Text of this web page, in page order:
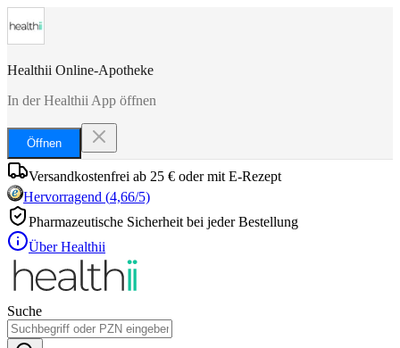
Healthii Online-Apotheke
In der Healthii App öffnen
Öffnen
Versandkostenfrei ab 25 € oder mit E-Rezept
Hervorragend (4,66/5)
Pharmazeutische Sicherheit bei jeder Bestellung
Über Healthii
Suche